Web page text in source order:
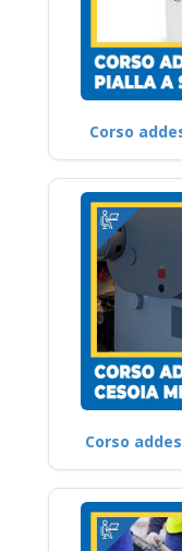
Corso
Corso